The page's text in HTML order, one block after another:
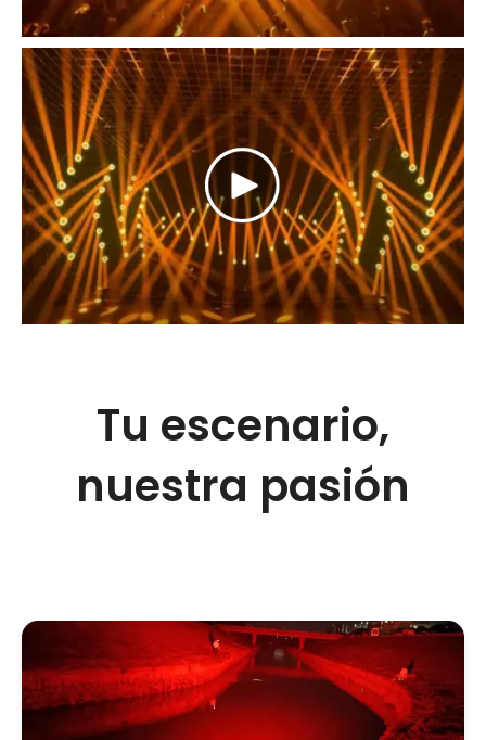
Tu escenario,
nuestra pasión